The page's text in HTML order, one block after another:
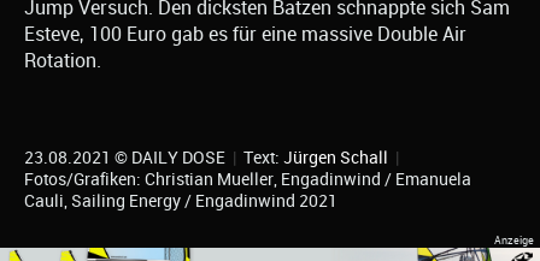
Jump Versuch. Den dicksten Batzen schnappte sich Sam
Esteve, 100 Euro gab es für eine massive Double Air
Rotation.
23.08.2021 © DAILY DOSE | Text: Jürgen Schall |
Fotos/Grafiken: Christian Mueller, Engadinwind / Emanuela
Cauli, Sailing Energy / Engadinwind 2021